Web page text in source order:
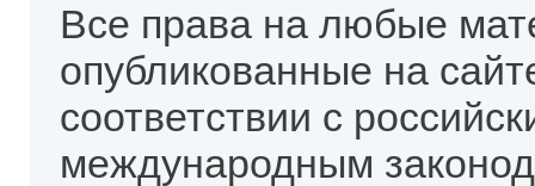
Все права на любые
опубликованные на
соответствии с
международным